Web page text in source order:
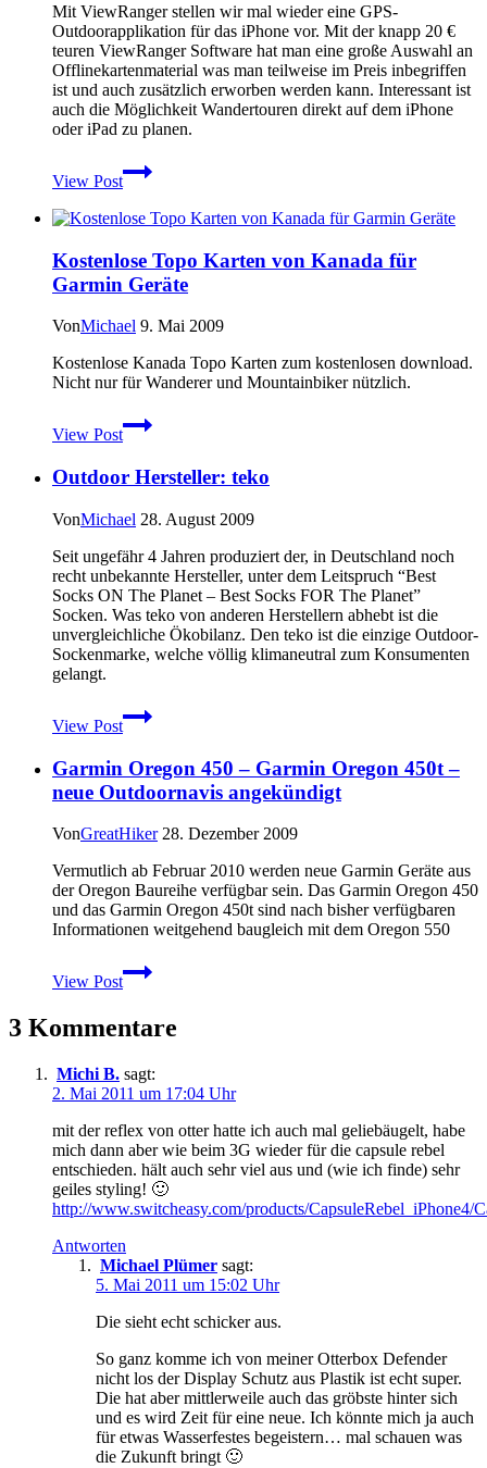
Mit ViewRanger stellen wir mal wieder eine GPS-
Outdoorapplikation für das iPhone vor. Mit der knapp 20 €
teuren ViewRanger Software hat man eine große Auswahl an
Offlinekartenmaterial was man teilweise im Preis inbegriffen
ist und auch zusätzlich erworben werden kann. Interessant ist
auch die Möglichkeit Wandertouren direkt auf dem iPhone
oder iPad zu planen.
View Post
ViewRanger
für
und
–
GPS
mit
zum
Wandern
Kostenlose Topo Karten von Kanada für
Garmin Geräte
VonMichael 9. Mai 2009
Kostenlose Kanada Topo Karten zum kostenlosen download.
Nicht nur für Wanderer und Mountainbiker nützlich.
View Post
Kostenlose
Topo
von
für
Geräte
Outdoor Hersteller: teko
VonMichael 28. August 2009
Seit ungefähr 4 Jahren produziert der, in Deutschland noch
recht unbekannte Hersteller, unter dem Leitspruch “Best
Socks ON The Planet – Best Socks FOR The Planet”
Socken. Was teko von anderen Herstellern abhebt ist die
unvergleichliche Ökobilanz. Den teko ist die einzige Outdoor-
Sockenmarke, welche völlig klimaneutral zum Konsumenten
gelangt.
View Post
Outdoor
Hersteller:
Garmin Oregon 450 – Garmin Oregon 450t –
neue Outdoornavis angekündigt
VonGreatHiker 28. Dezember 2009
Vermutlich ab Februar 2010 werden neue Garmin Geräte aus
der Oregon Baureihe verfügbar sein. Das Garmin Oregon 450
und das Garmin Oregon 450t sind nach bisher verfügbaren
Informationen weitgehend baugleich mit dem Oregon 550
View Post
Garmin
Oregon
–
450t
–
neue
Outdoornavis
angekündigt
3 Kommentare
Michi B. sagt:
2. Mai 2011 um 17:04 Uhr
mit der reflex von otter hatte ich auch mal geliebäugelt, habe
mich dann aber wie beim 3G wieder für die capsule rebel
entschieden. hält auch sehr viel aus und (wie ich finde) sehr
geiles styling! 🙂
http://www.switcheasy.com/products/CapsuleRebel_iPhone4/
Antworten
Michael Plümer sagt:
5. Mai 2011 um 15:02 Uhr
Die sieht echt schicker aus.
So ganz komme ich von meiner Otterbox Defender
nicht los der Display Schutz aus Plastik ist echt super.
Die hat aber mittlerweile auch das gröbste hinter sich
und es wird Zeit für eine neue. Ich könnte mich ja auch
für etwas Wasserfestes begeistern… mal schauen was
die Zukunft bringt 🙂